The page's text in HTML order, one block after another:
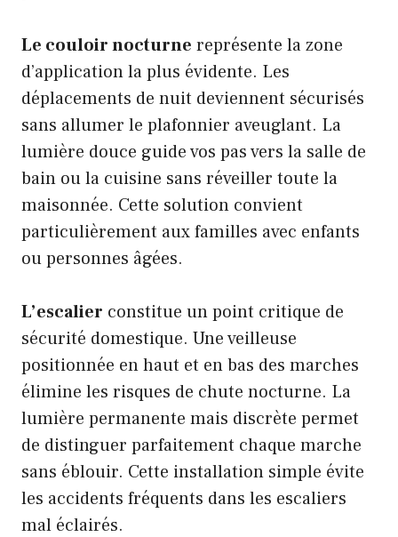
Le couloir nocturne représente la zone
d’application la plus évidente. Les
déplacements de nuit deviennent sécurisés
sans allumer le plafonnier aveuglant. La
lumière douce guide vos pas vers la salle de
bain ou la cuisine sans réveiller toute la
maisonnée. Cette solution convient
particulièrement aux familles avec enfants
ou personnes âgées.
L’escalier constitue un point critique de
sécurité domestique. Une veilleuse
positionnée en haut et en bas des marches
élimine les risques de chute nocturne. La
lumière permanente mais discrète permet
de distinguer parfaitement chaque marche
sans éblouir. Cette installation simple évite
les accidents fréquents dans les escaliers
mal éclairés.